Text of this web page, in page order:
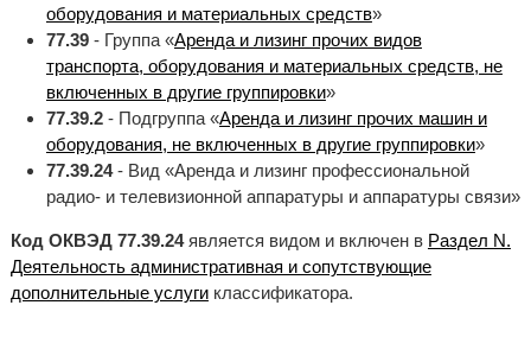
оборудования и материальных средств»
77.39- Группа «Аренда и лизинг прочих видов
транспорта, оборудования и материальных средств, не
включенных в другие группировки»
77.39.2- Подгруппа «Аренда и лизинг прочих машин и
оборудования, не включенных в другие группировки»
77.39.24- Вид «Аренда и лизинг профессиональной
радио- и телевизионной аппаратуры и аппаратуры связи»
Код ОКВЭД 77.39.24является видом и включен в Раздел N.
Деятельность административная и сопутствующие
дополнительные услугиклассификатора.